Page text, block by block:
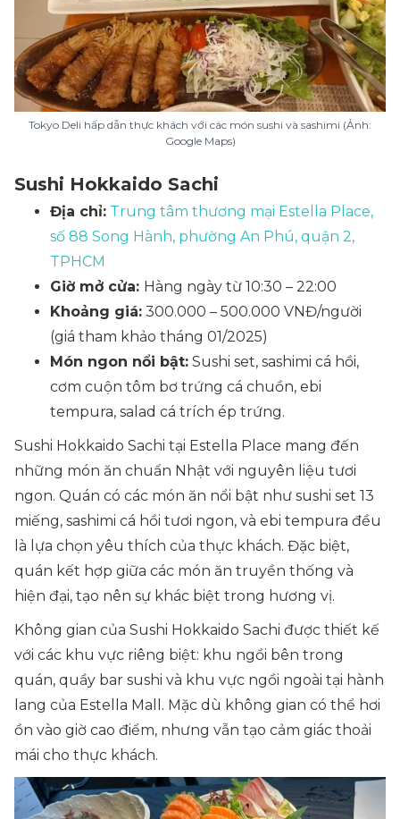
Tokyo Deli hấp dẫn thực khách với các món sushi và sashimi (Ảnh:
Google Maps)
Sushi Hokkaido Sachi
Địa chỉ: Trung tâm thương mại Estella Place,
số 88 Song Hành, phường An Phú, quận 2,
TPHCM
Giờ mở cửa: Hàng ngày từ 10:30 – 22:00
Khoảng giá: 300.000 – 500.000 VNĐ/người
(giá tham khảo tháng 01/2025)
Món ngon nổi bật: Sushi set, sashimi cá hồi,
cơm cuộn tôm bơ trứng cá chuồn, ebi
tempura, salad cá trích ép trứng.
Sushi Hokkaido Sachi tại Estella Place mang đến
những món ăn chuẩn Nhật với nguyên liệu tươi
ngon. Quán có các món ăn nổi bật như sushi set 13
miếng, sashimi cá hồi tươi ngon, và ebi tempura đều
là lựa chọn yêu thích của thực khách. Đặc biệt,
quán kết hợp giữa các món ăn truyền thống và
hiện đại, tạo nên sự khác biệt trong hương vị.
Không gian của Sushi Hokkaido Sachi được thiết kế
với các khu vực riêng biệt: khu ngồi bên trong
quán, quầy bar sushi và khu vực ngồi ngoài tại hành
lang của Estella Mall. Mặc dù không gian có thể hơi
ồn vào giờ cao điểm, nhưng vẫn tạo cảm giác thoải
mái cho thực khách.